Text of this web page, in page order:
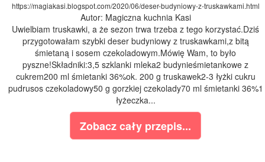
https://magiakasi.blogspot.com/2020/06/deser-budyniowy-z-truskawkami.html
Autor: Magiczna kuchnia Kasi
Uwielbiam truskawki, a że sezon trwa trzeba z tego korzystać.Dziś
przygotowałam szybki deser budyniowy z truskawkami,z bitą
śmietaną i sosem czekoladowym.Mówię Wam, to było
pyszne!Składniki:3,5 szklanki mleka2 budynieśmietankowe z
cukrem200 ml śmietanki 36%ok. 200 g truskawek2-3 łyżki cukru
pudrusos czekoladowy50 g gorzkiej czekolady70 ml śmietanki 36%1
łyżeczka...
Zobacz cały przepis...